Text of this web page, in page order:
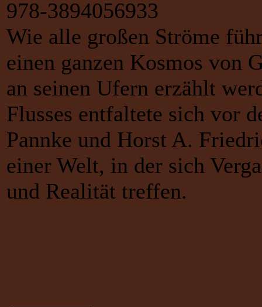
978-3894056933
Wie alle großen Ströme
einen ganzen Kosmos von
an seinen Ufern erzählt
Flusses entfaltete sich vor
Pannke und Horst A.
einer Welt, in der sich
und Realität treffen.